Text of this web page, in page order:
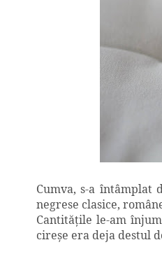
Cumva, s-a întâmplat
negrese clasice,
Cantităţile le-am
cireşe era deja destul